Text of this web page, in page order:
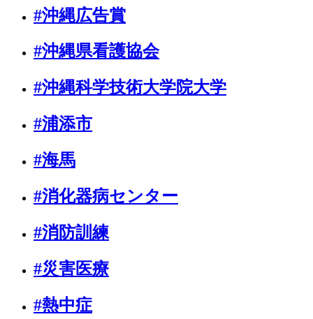
#沖縄広告賞
#沖縄県看護協会
#沖縄科学技術大学院大学
#浦添市
#海馬
#消化器病センター
#消防訓練
#災害医療
#熱中症